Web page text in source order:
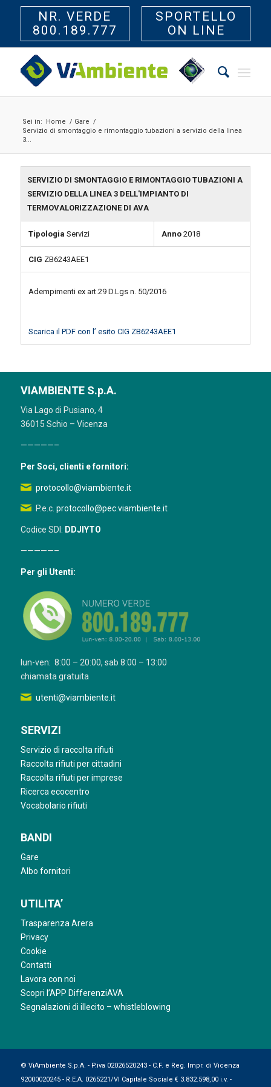
NR. VERDE
800.189.777
SPORTELLO
ON LINE
Sei in: Home / Gare /
Servizio di smontaggio e rimontaggio tubazioni a servizio della linea
3...
SERVIZIO DI SMONTAGGIO E RIMONTAGGIO TUBAZIONI A
SERVIZIO DELLA LINEA 3 DELL'IMPIANTO DI
TERMOVALORIZZAZIONE DI AVA
Tipologia Servizi Anno2018
CIG ZB6243AEE1
Adempimenti ex art.29 D.Lgs n. 50/2016
Scarica il PDF con l’ esito CIG ZB6243AEE1
VIAMBIENTE S.p.A.
Via Lago di Pusiano, 4
36015 Schio – Vicenza
—————–
Per Soci, clienti e fornitori:
protocollo@viambiente.it
P.e.c. protocollo@pec.viambiente.it
Codice SDI: DDJIYTO
—————–
Per gli Utenti:
lun-ven: 8:00 – 20:00, sab 8:00 – 13:00
chiamata gratuita
utenti@viambiente.it
SERVIZI
Servizio di raccolta rifiuti
Raccolta rifiuti per cittadini
Raccolta rifiuti per imprese
Ricerca ecocentro
Vocabolario rifiuti
BANDI
Gare
Albo fornitori
UTILITA’
Trasparenza Arera
Privacy
Cookie
Contatti
Lavora con noi
Scopri l’APP DifferenziAVA
Segnalazioni di illecito – whistleblowing
© ViAmbiente S.p.A. - P.iva 02026520243 - C.F. e Reg. Impr. di Vicenza
92000020245 - R.E.A. 0265221/VI Capitale Sociale € 3.832.598,00 i.v. -